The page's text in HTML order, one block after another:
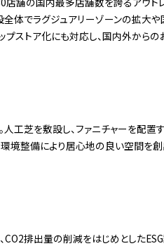
全体でラグジュアリーゾーンの拡大
プストア化にも対応し、国内外から
工芝を敷設し、ファニチャーを配置
境整備により居心地の良い空間を
排出量の削減をはじめとした